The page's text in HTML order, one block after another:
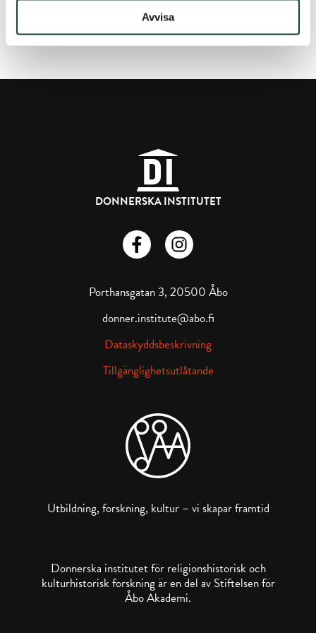
Avvisa
FÖREGÅENDE ARTIKEL
DONNERSKA INSTITUTET
Donnerska institutet på Facebook
Donnerska institutet på
Porthansgatan 3, 20500 Åbo
donner.institute@abo.fi
Dataskyddsbeskrivning
Tillgänglighetsutlåtande
Utbildning, forskning, kultur – vi skapar framtid
Donnerska institutet för religionshistorisk och
kulturhistorisk forskning är en del av Stiftelsen för
Åbo Akademi.